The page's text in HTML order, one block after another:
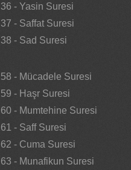
36 - Yasin Suresi
37 - Saffat Suresi
38 - Sad Suresi
58 - Mücadele Suresi
59 - Haşr Suresi
60 - Mumtehine Suresi
61 - Saff Suresi
62 - Cuma Suresi
63 - Munafikun Suresi